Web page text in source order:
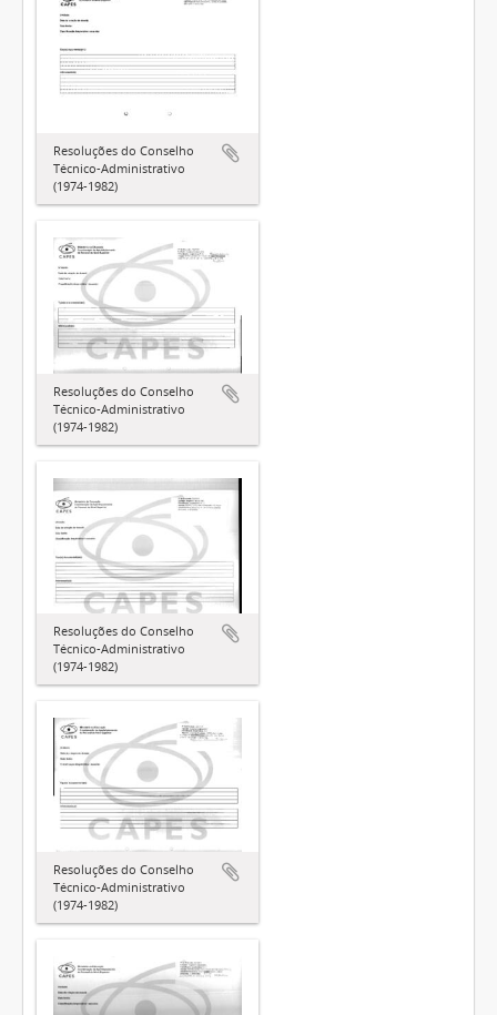
Resoluções do Conselho
Técnico-Administrativo
(1974-1982)
Resoluções do Conselho
Técnico-Administrativo
(1974-1982)
Resoluções do Conselho
Técnico-Administrativo
(1974-1982)
Resoluções do Conselho
Técnico-Administrativo
(1974-1982)